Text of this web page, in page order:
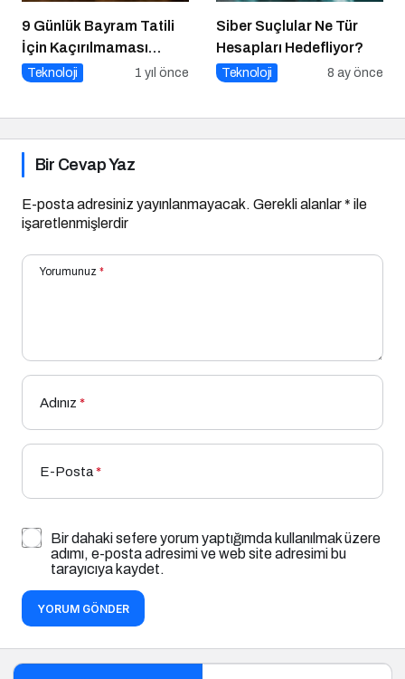
9 Günlük Bayram Tatili
İçin Kaçırılmaması
Gereken 8 Oyun
Teknoloji 1 yıl önce
Siber Suçlular Ne Tür
Hesapları Hedefliyor?
Teknoloji 8 ay önce
Bir Cevap Yaz
E-posta adresiniz yayınlanmayacak. Gerekli alanlar* ile
işaretlenmişlerdir
Yorumunuz *
Adınız *
E-Posta*
Bir dahaki sefere yorum yaptığımda kullanılmak üzere
adımı, e-posta adresimi ve web site adresimi bu
tarayıcıya kaydet.
YORUM GÖNDER